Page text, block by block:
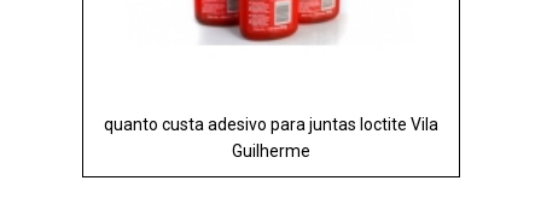
quanto custa adesivo para juntas loctite Vila
Guilherme